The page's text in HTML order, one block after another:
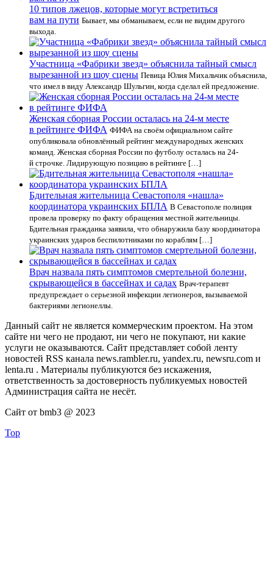
10 типов лжецов, которые могут встретиться
вам на пути Бывает, мы обманываем, если не видим другого
выхода.
Участница «Фабрики звезд» объяснила тайный смысл
вырезанной из шоу сцены Певица Юлия Михальчик объяснила,
что имел в виду Александр Шульгин, когда сделал ей предложение.
Женская сборная России осталась на 24-м месте
в рейтинге ФИФА ФИФА на своём официальном сайте
опубликовала обновлённый рейтинг международных женских
команд. Женская сборная России по футболу осталась на 24-
й строчке. Лидирующую позицию в рейтинге […]
Бдительная жительница Севастополя «нашла»
координатора украинских БПЛА В Севастополе полиция
провела проверку по факту обращения местной жительницы.
Бдительная гражданка заявила, что обнаружила базу координатора
украинских ударов беспилотниками по кораблям […]
Врач назвала пять симптомов смертельной болезни,
скрывающейся в бассейнах и садах Врач-терапевт
предупреждает о серьезной инфекции легионеров, вызываемой
бактериями легионеллы.
Данный сайт не является коммерческим проектом. На этом
сайте ни чего не продают, ни чего не покупают, ни какие
услуги не оказываются. Сайт представляет собой ленту
новостей RSS канала news.rambler.ru, yandex.ru, newsru.com и
lenta.ru . Материалы публикуются без искажения,
ответственность за достоверность публикуемых новостей
Администрация сайта не несёт.
Сайт от bmb3 @ 2023
Top